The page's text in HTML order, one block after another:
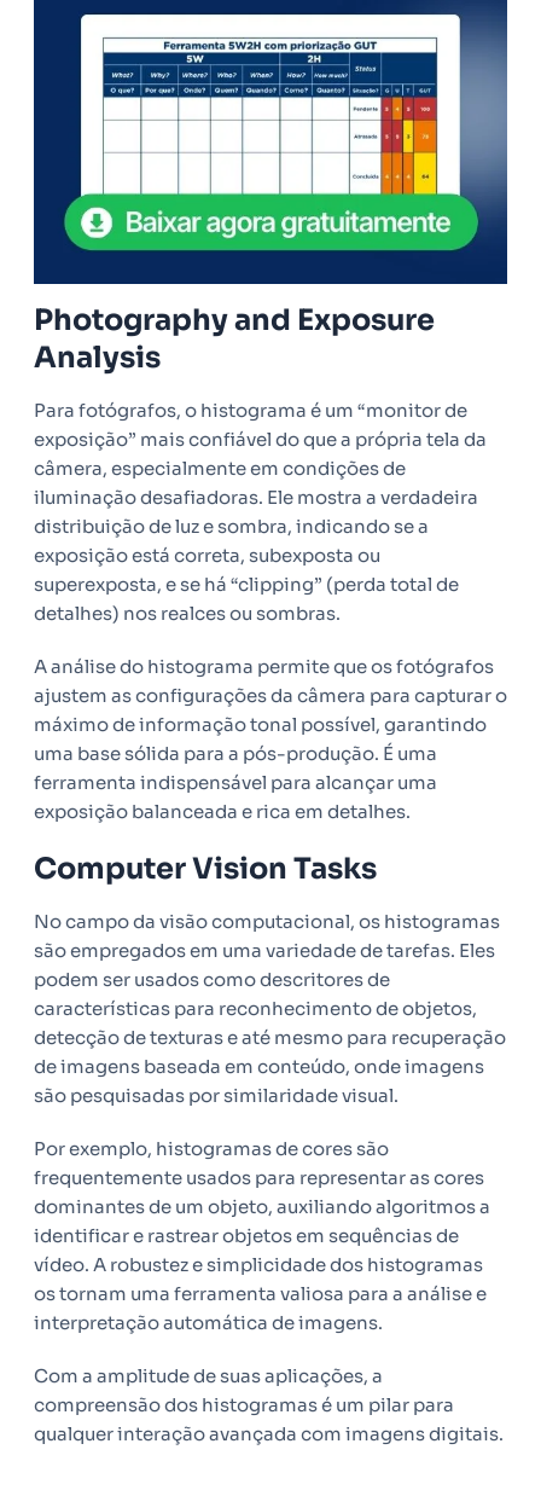
Photography and Exposure
Analysis
Para fotógrafos, o histograma é um “monitor de
exposição” mais confiável do que a própria tela da
câmera, especialmente em condições de
iluminação desafiadoras. Ele mostra a verdadeira
distribuição de luz e sombra, indicando se a
exposição está correta, subexposta ou
superexposta, e se há “clipping” (perda total de
detalhes) nos realces ou sombras.
A análise do histograma permite que os fotógrafos
ajustem as configurações da câmera para capturar o
máximo de informação tonal possível, garantindo
uma base sólida para a pós-produção. É uma
ferramenta indispensável para alcançar uma
exposição balanceada e rica em detalhes.
Computer Vision Tasks
No campo da visão computacional, os histogramas
são empregados em uma variedade de tarefas. Eles
podem ser usados como descritores de
características para reconhecimento de objetos,
detecção de texturas e até mesmo para recuperação
de imagens baseada em conteúdo, onde imagens
são pesquisadas por similaridade visual.
Por exemplo, histogramas de cores são
frequentemente usados para representar as cores
dominantes de um objeto, auxiliando algoritmos a
identificar e rastrear objetos em sequências de
vídeo. A robustez e simplicidade dos histogramas
os tornam uma ferramenta valiosa para a análise e
interpretação automática de imagens.
Com a amplitude de suas aplicações, a
compreensão dos histogramas é um pilar para
qualquer interação avançada com imagens digitais.